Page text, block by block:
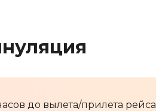
до вылета/прилета рейса